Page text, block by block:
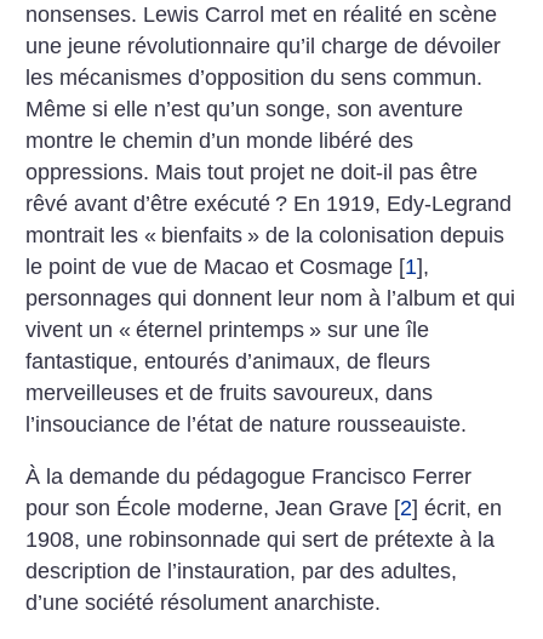
nonsenses. Lewis Carrol met en réalité en scène
une jeune révolutionnaire qu’il charge de dévoiler
les mécanismes d’opposition du sens commun.
Même si elle n’est qu’un songe, son aventure
montre le chemin d’un monde libéré des
oppressions. Mais tout projet ne doit-il pas être
rêvé avant d’être exécuté ? En 1919, Edy-Legrand
montrait les « bienfaits » de la colonisation depuis
le point de vue de Macao et Cosmage [1],
personnages qui donnent leur nom à l’album et qui
vivent un « éternel printemps » sur une île
fantastique, entourés d’animaux, de fleurs
merveilleuses et de fruits savoureux, dans
l’insouciance de l’état de nature rousseauiste.
À la demande du pédagogue Francisco Ferrer
pour son École moderne, Jean Grave [2] écrit, en
1908, une robinsonnade qui sert de prétexte à la
description de l’instauration, par des adultes,
d’une société résolument anarchiste.